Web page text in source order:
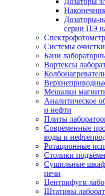
Дозаторы-
серии ПЭ
Спектрофотометр
Системы
Бани
Вортексы
Мешалки
Аналитическое
и нефти
Плиты
Современные
воды и
Ротационные
Столики
Сушильные
печи
Центрифуги
Штативы